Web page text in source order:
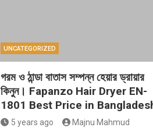
UNCATEGORIZED
গরম ও ঠান্ডা বাতাস সম্পন্ন হেয়ার ড্রায়ার
কিনুন। Fapanzo Hair Dryer EN-
1801 Best Price in
5 years ago Majnu Mahmud